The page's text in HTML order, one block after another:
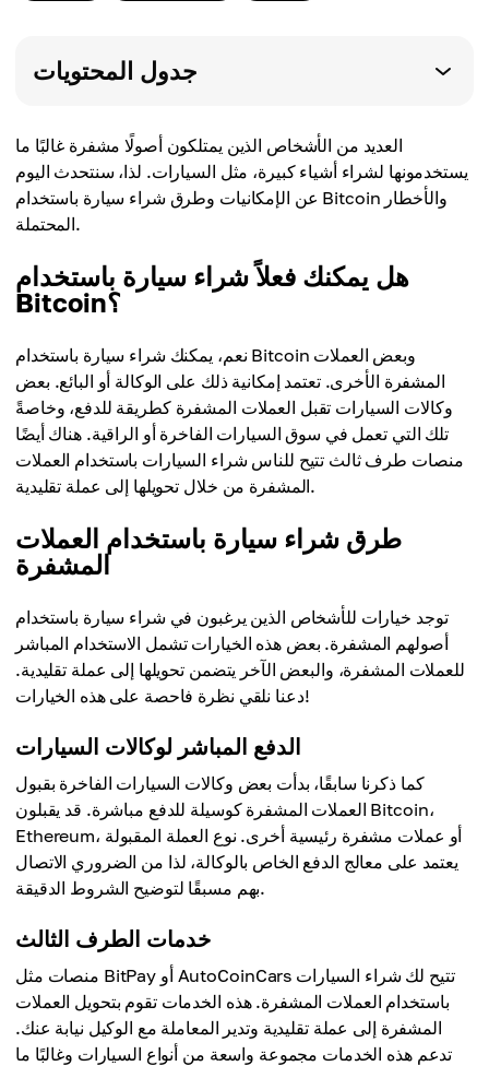
جدول المحتويات
العديد من الأشخاص الذين يمتلكون أصولًا مشفرة غالبًا ما
يستخدمونها لشراء أشياء كبيرة، مثل السيارات. لذا، سنتحدث اليوم
عن الإمكانيات وطرق شراء سيارة باستخدام Bitcoin والأخطار
المحتملة.
هل يمكنك فعلاً شراء سيارة باستخدام
Bitcoin؟
نعم، يمكنك شراء سيارة باستخدام Bitcoin وبعض العملات
المشفرة الأخرى. تعتمد إمكانية ذلك على الوكالة أو البائع. بعض
وكالات السيارات تقبل العملات المشفرة كطريقة للدفع، وخاصةً
تلك التي تعمل في سوق السيارات الفاخرة أو الراقية. هناك أيضًا
منصات طرف ثالث تتيح للناس شراء السيارات باستخدام العملات
المشفرة من خلال تحويلها إلى عملة تقليدية.
طرق شراء سيارة باستخدام العملات
المشفرة
توجد خيارات للأشخاص الذين يرغبون في شراء سيارة باستخدام
أصولهم المشفرة. بعض هذه الخيارات تشمل الاستخدام المباشر
للعملات المشفرة، والبعض الآخر يتضمن تحويلها إلى عملة تقليدية.
دعنا نلقي نظرة فاحصة على هذه الخيارات!
الدفع المباشر لوكالات السيارات
كما ذكرنا سابقًا، بدأت بعض وكالات السيارات الفاخرة بقبول
العملات المشفرة كوسيلة للدفع مباشرة. قد يقبلون Bitcoin،
Ethereum، أو عملات مشفرة رئيسية أخرى. نوع العملة المقبولة
يعتمد على معالج الدفع الخاص بالوكالة، لذا من الضروري الاتصال
بهم مسبقًا لتوضيح الشروط الدقيقة.
خدمات الطرف الثالث
منصات مثل BitPay أو AutoCoinCars تتيح لك شراء السيارات
باستخدام العملات المشفرة. هذه الخدمات تقوم بتحويل العملات
المشفرة إلى عملة تقليدية وتدير المعاملة مع الوكيل نيابة عنك.
تدعم هذه الخدمات مجموعة واسعة من أنواع السيارات وغالبًا ما